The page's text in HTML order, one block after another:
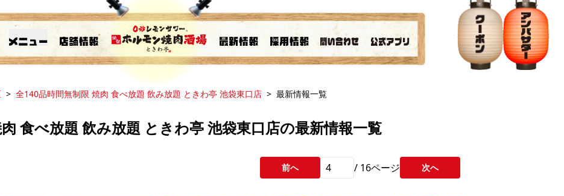
全140品時間無制限 焼肉 食べ放題 飲み放題 ときわ亭 池袋東口店 最新情報一覧
食べ放題 飲み放題 ときわ亭 池袋東口店の最新情報一覧
前へ / 16ページ 次へ